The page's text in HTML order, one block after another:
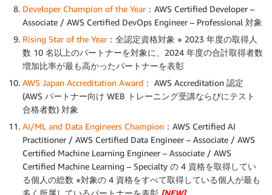
Developer Champion of the Year：AWS Certified Developer –
Associate / AWS Certified DevOps Engineer – Professional 対象
Rising Star of the Year：全認定資格対象 ※ 2023 年度の取得人
数 10 名以上のパートナーを対象に、2024 年度の合計取得者数
増加比率が最も高かったパートナーを表彰
AWS Japan Accreditation Award ： AWS Accreditation 認定
(AWS パートナー向け WEB トレーニング受講ならびにテスト
合格者数) 対象
AI/ML and Data Engineers Champion ：AWS Certified AI
Practitioner / AWS Certified Data Engineer – Associate / AWS
Certified Machine Learning Engineer – Associate / AWS
Certified Machine Learning – Specialty の 4 資格を取得してい
る個人の総数 ※対象の 4 資格をすべて取得している個人が最も
多く所属しているパートナーを表彰 [NEW]